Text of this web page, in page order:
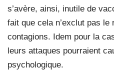
s’avère, ainsi, inutile de
fait que cela n’exclut pas le
contagions. Idem pour la
leurs attaques pourraient
psychologique.